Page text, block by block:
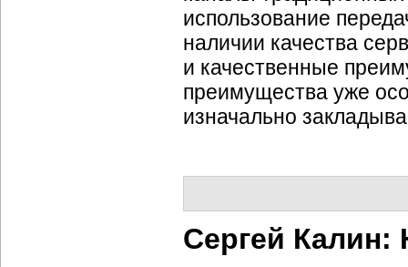
использование
наличии качества
и качественные
преимущества уже
изначально
Сергей Калин: